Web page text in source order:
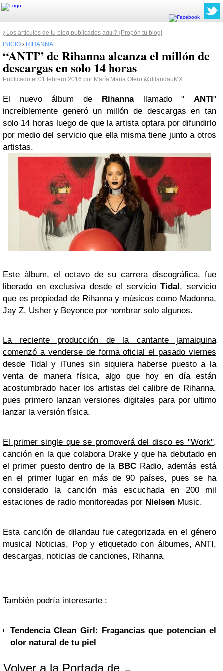
¿Los artículos de tu blog publicados aquí? ¡Propón tu blog!
INICIO › RIHANNA
“ANTI” de Rihanna alcanza el millón de
descargas en solo 14 horas
Publicado el 01 febrero 2016 por María María Otero @dilandauMX
El nuevo álbum de Rihannallamado "ANTI"
increíblemente generó un millón de descargas en tan
solo 14 horas luego de que la artista optara por difundirlo
por medio del servicio que ella misma tiene junto a otros
artistas.
Este álbum, el octavo de su carrera discográfica, fue
liberado en exclusiva desde el servicioTidal , servicio
que es propiedad de Rihanna y músicos como Madonna,
Jay Z, Usher y Beyonce por nombrar solo algunos.
La reciente producción de la cantante jamaiquina
comenzó a venderse de forma oficial el pasado viernes
desde Tidal y iTunes sin siquiera haberse puesto a la
venta de manera física, algo que hoy en día están
acostumbrado hacer los artistas del calibre de Rihanna,
pues primero lanzan versiones digitales para por ultimo
lanzar la versión física.
El primer single que se promoverá del disco es "Work",
canción en la que colabora Drake y que ha debutado en
el primer puesto dentro de la BBCRadio, además está
en el primer lugar en más de 90 países, pues se ha
considerado la canción más escuchada en 200 mil
estaciones de radio monitoreadas por Nielsen Music.
Esta canción de dilandau fue categorizada en el género
musical Noticias, Pop y etiquetado con álbumes, ANTI,
descargas, noticias de canciones, Rihanna.
También podría interesarte :
Tendencia Clean Girl: Fragancias que potencian el
olor natural de tu piel
Volver a la Portada de